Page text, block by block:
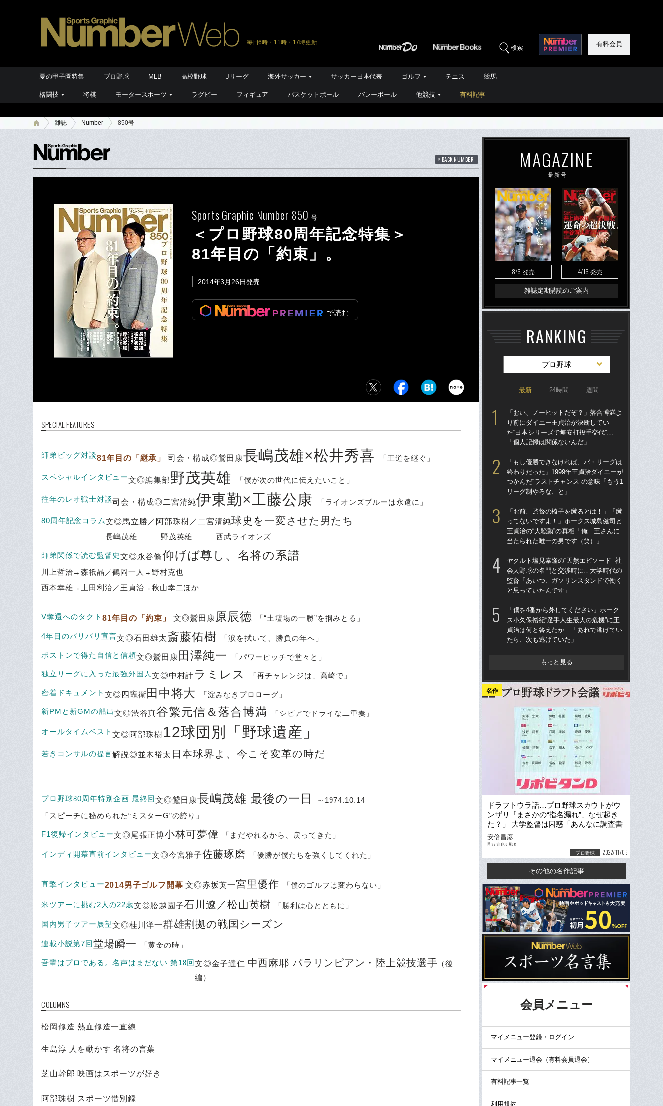
毎日6時・11時・17時更新
検索 有料会員
夏の甲子園特集 プロ野球 MLB 高校野球 Jリーグ 海外サッカー サッカー日本代表 ゴルフ テニス 競馬
格闘技 将棋 モータースポーツ ラグビー フィギュア バスケットボール バレーボール 他競技 有料記事
雑誌 Number 850号
BACK NUMBER
Sports Graphic Number 850 号
＜プロ野球80周年記念特集＞
81年目の「約束」。
2014年3月26日発売
で読む
SPECIAL FEATURES
81年目の「継承」
師弟ビッグ対談 司会・構成◎鷲田康長嶋茂雄×松井秀喜 「王道を継ぐ」
スペシャルインタビュー文◎編集部 野茂英雄 「僕が次の世代に伝えたいこと」
往年のレオ戦士対談司会・構成◎二宮清純伊東勤×工藤公康 「ライオンズブルーは永遠に」
80周年記念コラム文◎馬立勝／阿部珠樹／二宮清純球史を一変させた男たち
長嶋茂雄 野茂英雄 西武ライオンズ
師弟関係で読む監督史文◎永谷脩仰げば尊し、名将の系譜
川上哲治→森祇晶／鶴岡一人→野村克也
西本幸雄→上田利治／王貞治→秋山幸二ほか
81年目の「約束」
V奪還へのタクト 文◎鷲田康 原辰徳 「“土壇場の一勝”を掴みとる」
4年目のバリバリ宣言文◎石田雄太斎藤佑樹 「涙を拭いて、勝負の年へ」
ボストンで得た自信と信頼文◎鷲田康 田澤純一 「パワーピッチで堂々と」
独立リーグに入った最強外国人 文◎中村計ラミレス 「再チャレンジは、高崎で」
密着ドキュメント 文◎四竈衛 田中将大 「淀みなきプロローグ」
新PMと新GMの船出文◎渋谷真谷繁元信＆落合博満 「シビアでドライな二重奏」
オールタイムベスト 文◎阿部珠樹12球団別「野球遺産」
若きコンサルの提言解説◎並木裕太 日本球界よ、今こそ変革の時だ
プロ野球80周年特別企画 最終回 文◎鷲田康長嶋茂雄 最後の一日
～1974.10.14
「スピーチに秘められた“ミスターG”の誇り」
F1復帰インタビュー文◎尾張正博小林可夢偉 「まだやれるから、戻ってきた」
インディ開幕直前インタビュー文◎今宮雅子佐藤琢磨 「優勝が僕たちを強くしてくれた」
2014男子ゴルフ開幕
直撃インタビュー 文◎赤坂英一宮里優作 「僕のゴルフは変わらない」
米ツアーに挑む2人の22歳文◎舩越園子石川遼／松山英樹 「勝利は心とともに」
国内男子ツアー展望文◎桂川洋一群雄割拠の戦国シーズン
連載小説第7回 堂場瞬一 「黄金の時」
吾輩はプロである。名声はまだない 第18回 文◎金子達仁 中西麻耶 パラリンピアン・陸上競技選手 （後
編）
COLUMNS
松岡修造 熱血修造一直線
生島淳 人を動かす 名将の言葉
芝山幹郎 映画はスポーツが好き
阿部珠樹 スポーツ惜別録
MAGAZINE
最新号
8/6 発売 4/16 発売
雑誌定期購読のご案内
RANKING
プロ野球
最新 24時間 週間
「おい、ノーヒットだぞ？」落合博満よ
り前にダイエー王貞治が決断してい
た“日本シリーズで無安打投手交代”…
「個人記録は関係ないんだ」
「もし優勝できなければ、パ・リーグは
終わりだった」1999年王貞治ダイエーが
つかんだ“ラストチャンス”の意味「もう1
リーグ制やろな、と」
「お前、監督の椅子を蹴るとは！」「蹴
ってないですよ！」ホークス城島健司と
王貞治の“大騒動”の真相「俺、王さんに
当たられた唯一の男です（笑）」
ヤクルト塩見泰隆の“天然エピソード” 社
会人野球の名門と交渉時に…大学時代の
監督「あいつ、ガソリンスタンドで働く
と思っていたんです」
「僕を4番から外してください」ホーク
ス小久保裕紀“選手人生最大の危機”に王
貞治は何と答えたか…「あれで逃げてい
たら、次も逃げていた」
もっと見る
名作
ドラフトウラ話…プロ野球スカウトがウ
ンザリ「まさかの“指名漏れ”、なぜ起き
た？」 大学監督は困惑「あんなに調査書
も来てたのに…」
安倍昌彦
Masahiko Abe
プロ野球 2022/11/06
その他の名作記事
会員メニュー
マイメニュー登録・ログイン
マイメニュー退会（有料会員退会）
有料記事一覧
利用規約